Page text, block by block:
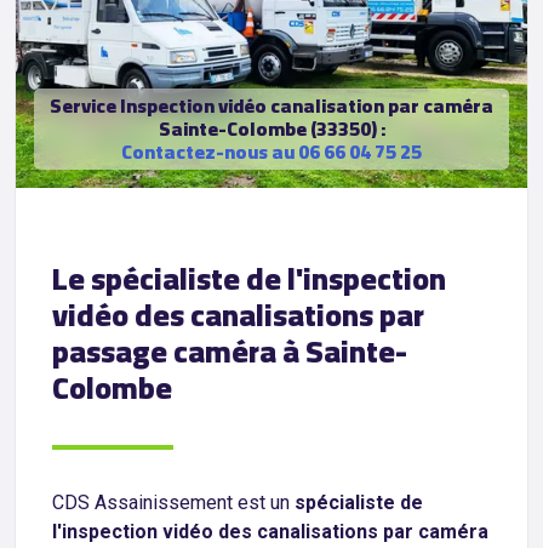
Service Inspection vidéo canalisation par caméra
Sainte-Colombe (33350) :
Contactez-nous au 06 66 04 75 25
Le spécialiste de l'inspection
vidéo des canalisations par
passage caméra à Sainte-
Colombe
CDS Assainissement est un spécialiste de
l'inspection vidéo des canalisations par caméra